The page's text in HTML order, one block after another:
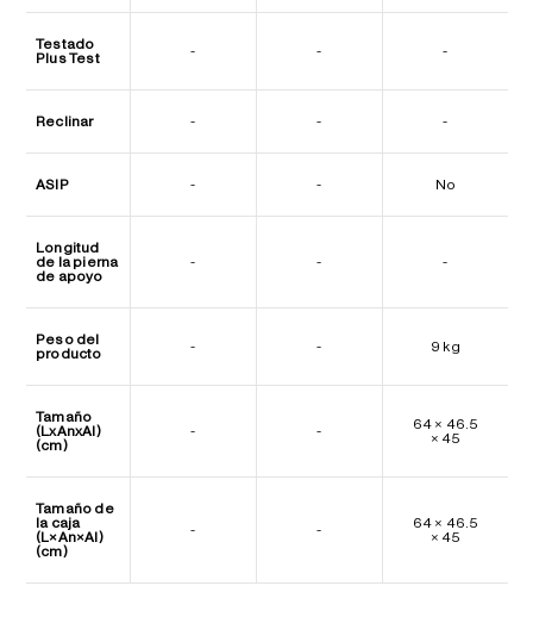
Testado
Plus Test
- - -
Reclinar - - -
ASIP - - No
Longitud
de la pierna
de apoyo
- - -
Peso del
producto
- - 9 kg
Tamaño
(LxAnxAl)
(cm)
- -
64 × 46.5
× 45
Tamaño de
la caja
(L×An×Al)
(cm)
- -
64 × 46.5
× 45